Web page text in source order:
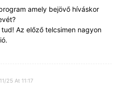
amely bejövő híváskor
Az előző telcsimen nagyon
25 At 11:17